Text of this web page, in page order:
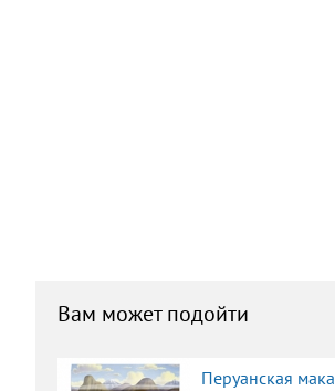
Вам может подойти
Перуанская мака